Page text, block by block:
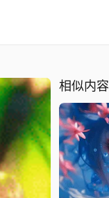
相似内容